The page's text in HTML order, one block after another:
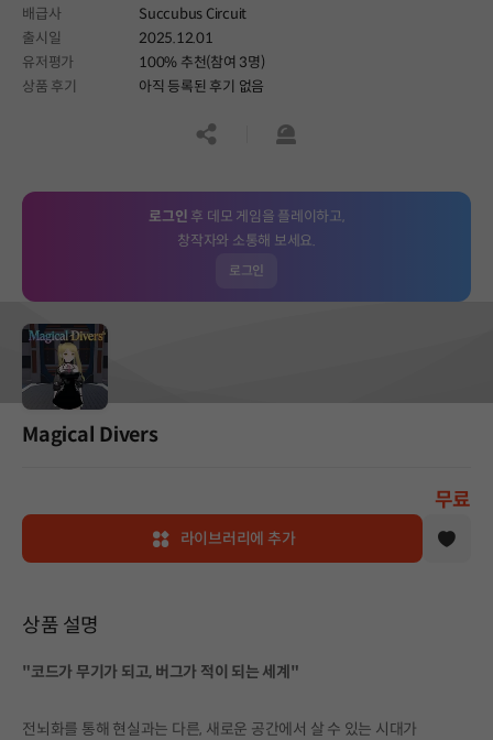
배급사
Succubus Circuit
출시일
2025.12.01
유저평가
100% 추천(참여 3명)
상품 후기
아직 등록된 후기 없음
공유하기신고하기
로그인 후 데모 게임을 플레이하고,
창작자와 소통해 보세요.
로그인
Magical Divers
무료
라이브러리에 추가
상품 설명
"코드가 무기가 되고, 버그가 적이 되는 세계"
전뇌화를 통해 현실과는 다른, 새로운 공간에서 살 수 있는 시대가